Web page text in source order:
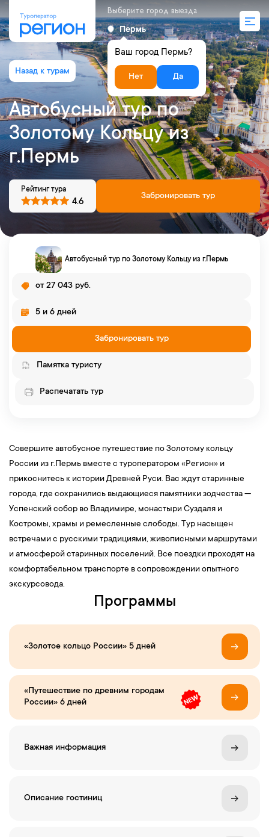
Выберите город выезда
Пермь
Ваш город Пермь?
Нет Да
Автобусный тур по
Золотому Кольцу из
г.Пермь
Забронировать тур
Рейтинг тура
4.6
Автобусный тур по Золотому Кольцу из г.Пермь
от 27 043 руб.
5 и 6 дней
Забронировать тур
Памятка туристу
Распечатать тур
Совершите автобусное путешествие по Золотому кольцу
России из г.Пермь вместе с туроператором «Регион» и
прикоснитесь к истории Древней Руси. Вас ждут старинные
города, где сохранились выдающиеся памятники зодчества —
Успенский собор во Владимире, монастыри Суздаля и
Костромы, храмы и ремесленные слободы. Тур насыщен
встречами с русскими традициями, живописными маршрутами
и атмосферой старинных поселений. Все поездки проходят на
комфортабельном транспорте в сопровождении опытного
экскурсовода.
Программы
«Золотое кольцо России» 5 дней
«Путешествие по древним городам
России» 6 дней
Важная информация
Описание гостиниц